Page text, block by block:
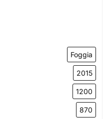
Foggia
2015
1200
870